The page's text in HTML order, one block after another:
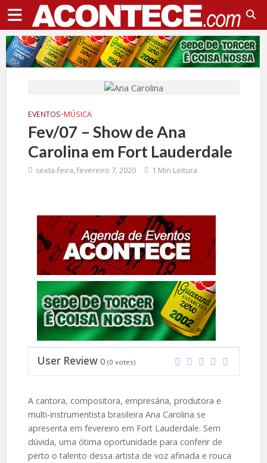
EVENTOS•MÚSICA
Fev/07 – Show de Ana
Carolina em Fort Lauderdale
sexta-feira, fevereiro 7, 2020 1 Min Leitura
User Review 0 (0 votes)
A cantora, compositora, empresária, produtora e
multi-instrumentista brasileira Ana Carolina se
apresenta em fevereiro em Fort Lauderdale. Sem
dúvida, uma ótima oportunidade para conferir de
perto o talento dessa artista de voz afinada e rouca